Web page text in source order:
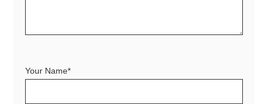
Your Name*